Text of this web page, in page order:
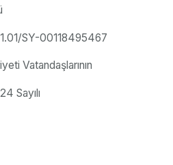
SY-00118495467
Vatandaşlarının
Sayılı